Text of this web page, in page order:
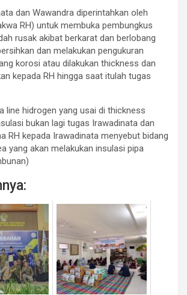
dan Wawandra diperintahkan oleh
RH) untuk membuka pembungkus
rusak akibat berkarat dan berlobang
dan melakukan pengukuran
korosi atau dilakukan thickness dan
kepada RH hingga saat itulah tugas
line hidrogen yang usai di thickness
bukan lagi tugas Irawadinata dan
RH kepada Irawadinata menyebut bidang
yang akan melakukan insulasi pipa